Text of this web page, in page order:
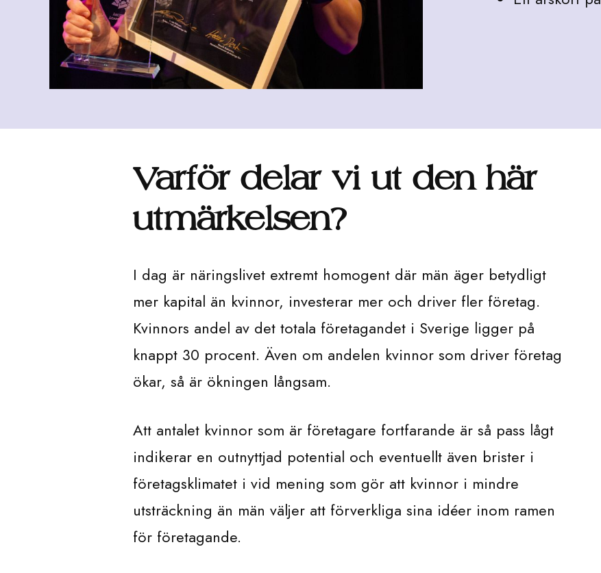
Varför delar vi ut den här
utmärkelsen?
I dag är näringslivet extremt homogent där män äger betydligt
mer kapital än kvinnor, investerar mer och driver fler företag.
Kvinnors andel av det totala företagandet i Sverige ligger på
knappt 30 procent. Även om andelen kvinnor som driver företag
ökar, så är ökningen långsam.
Att antalet kvinnor som är företagare fortfarande är så pass lågt
indikerar en outnyttjad potential och eventuellt även brister i
företagsklimatet i vid mening som gör att kvinnor i mindre
utsträckning än män väljer att förverkliga sina idéer inom ramen
för företagande.